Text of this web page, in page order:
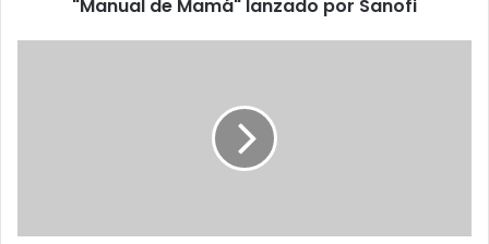
"Manual de Mamá" lanzado por Sanofi
estrés